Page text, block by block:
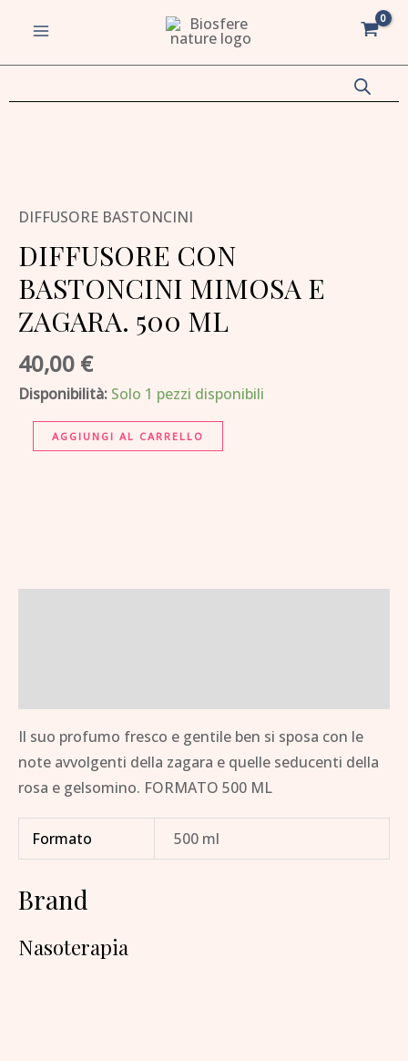
contenuto
DIFFUSORE BASTONCINI
DIFFUSORE CON
BASTONCINI MIMOSA E
ZAGARA. 500 ML
40,00 €
Disponibilità: Solo 1 pezzi disponibili
MIMOSA
E
ZAGARA.
500
ML
AGGIUNGI AL CARRELLO
Il suo profumo fresco e gentile ben si sposa con le
note avvolgenti della zagara e quelle seducenti della
rosa e gelsomino. FORMATO 500 ML
Formato 500 ml
Brand
Nasoterapia
disattiva
disattiva
MIMOSA
500